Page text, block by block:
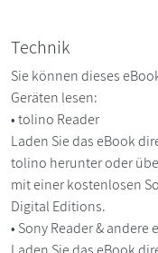
Technik
Sie können dieses
Geräten lesen:
• tolino Reader
Laden Sie das eBook
tolino herunter oder
mit einer kostenlosen
Digital Editions.
• Sony Reader & andere